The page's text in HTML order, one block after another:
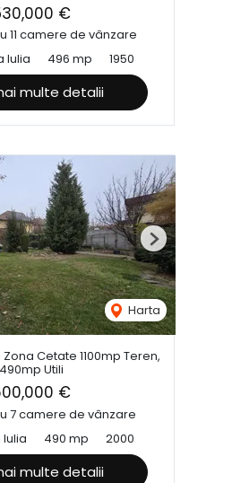
€
11 camere de vânzare
Iulia
496 mp 1950
multe detalii
Harta
Next
Cetate 1100mp Teren,
490mp Utili
€
7 camere de vânzare
490 mp 2000
multe detalii